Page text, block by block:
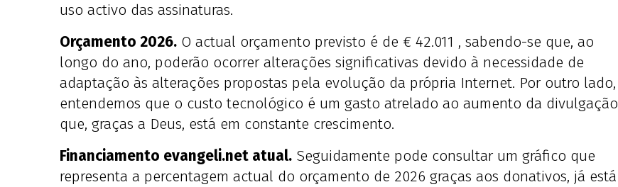
uso activo das assinaturas.
Orçamento 2026. O actual orçamento previsto é de € 42.011 , sabendo-se que, ao
longo do ano, poderão ocorrer alterações significativas devido à necessidade de
adaptação às alterações propostas pela evolução da própria Internet. Por outro lado,
entendemos que o custo tecnológico é um gasto atrelado ao aumento da divulgação
que, graças a Deus, está em constante crescimento.
Financiamento evangeli.net atual. Seguidamente pode consultar um gráfico que
representa a percentagem actual do orçamento de 2026 graças aos donativos, já está